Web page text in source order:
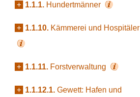
+ 1.1.1. Hundertmänner
+ 1.1.10. Kämmerei und Hospitäler
+ 1.1.11. Forstverwaltung
+ 1.1.12.1. Gewett: Hafen und